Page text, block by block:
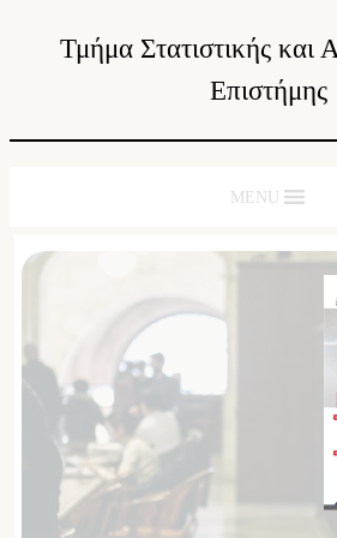
Τμήμα Στατιστικής και
Επιστήμης
MENU